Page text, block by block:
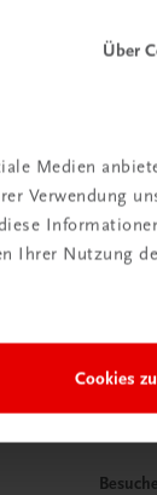
Über
Medien
Verwendung
Ihrer Nutzung
Cookies